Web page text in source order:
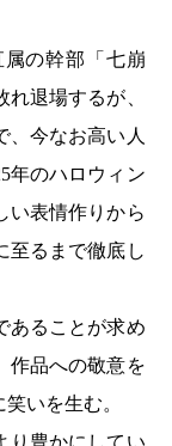
の幹部「七崩
退場するが、
、今なお高い人
年のハロウィン
い表情作りから
至るまで徹底し
あることが求め
作品への敬意を
いを生む。